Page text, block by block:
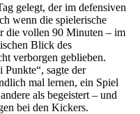
gelegt, der im defensiven
wenn die spielerische
die vollen 90 Minuten – im
Blick des
verborgen geblieben.
sagte der
mal lernen, ein Spiel
als begeistert – und
bei den Kickers.